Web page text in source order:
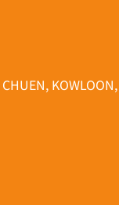
KOWLOON,